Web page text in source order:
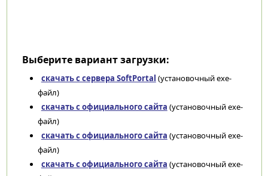
Выберите вариант загрузки:
скачать с сервера SoftPortal (установочный exe-
файл)
скачать с официального сайта (установочный exe-
файл)
скачать с официального сайта (установочный exe-
файл)
скачать с официального сайта (установочный exe-